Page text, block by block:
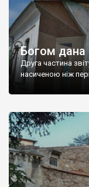
Богом дана
Друга частина
насиченою ніж